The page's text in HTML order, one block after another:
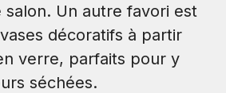
salon. Un autre favori est
décoratifs à partir
verre, parfaits pour y
séchées.